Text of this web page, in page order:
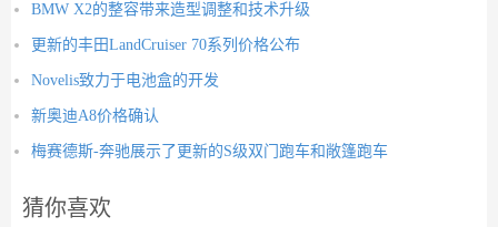
BMW X2的整容带来造型调整和技术升级
更新的丰田LandCruiser 70系列价格公布
Novelis致力于电池盒的开发
新奥迪A8价格确认
梅赛德斯-奔驰展示了更新的S级双门跑车和敞篷跑车
猜你喜欢